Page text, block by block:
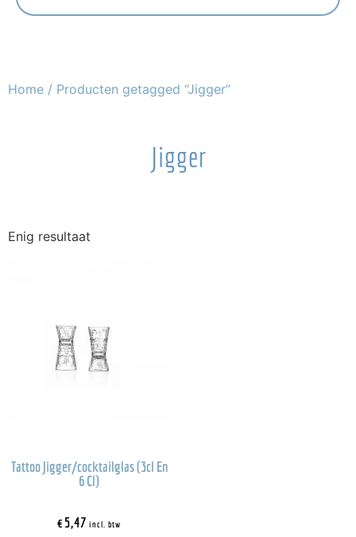
Home / Producten getagged “Jigger”
Jigger
Enig resultaat
Tattoo Jigger/cocktailglas (3cl En
6 Cl)
€5,47 incl. btw